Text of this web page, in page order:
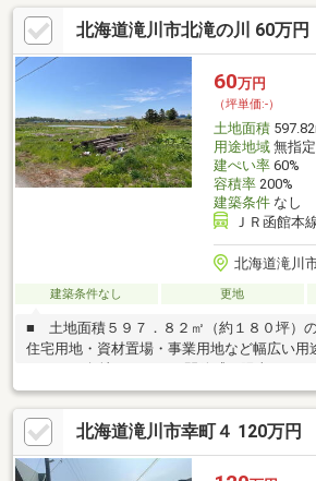
北海道滝川市北滝の川 60万円
60万円
（坪単価:-）
土地面積
用途地域無指定
建ぺい率60%
容積率200%
建築条件なし
ＪＲ函館本
北海道滝川
建築条件なし 更地
■ 土地面積５９７．８２㎡（約１８０坪）
住宅用地・資材置場・事業用地など幅広い用
囲には自然豊かな景色が広がり、四季の移ろ
る住環境です♪■ 前面道路からの視認性もあ
やすい立地！■ 広い空と開放的な景観が魅力
ゆとりある土地をお探しの方におすすめで
わせください♪（ＴＥＬ：011-790-8100）
北海道滝川市幸町４ 120万円